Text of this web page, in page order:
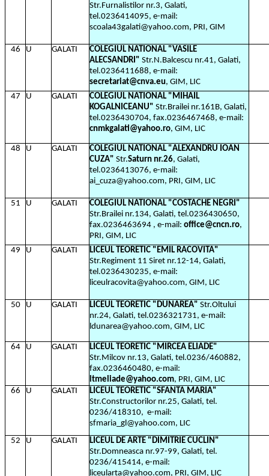
Str.Furnalistilor nr.3, Galati,
tel.0236414095, e-mail:
scoala43galati@yahoo.com, PRI, GIM
46 U GALATI
COLEGIUL NATIONAL "VASILE
ALECSANDRI" Str.N.Balcescu nr.41, Galati,
tel.0236411688, e-mail:
secretariat@cnva.eu, GIM, LIC
47
U GALATI
COLEGIUL NATIONAL "MIHAIL
KOGALNICEANU" Str.Brailei nr.161B, Galati,
tel.0236430704, fax.0236467468, e-mail:
cnmkgalati@yahoo.ro, GIM, LIC
48 U GALATI
COLEGIUL NATIONAL "ALEXANDRU IOAN
CUZA" Str.Saturn nr.26, Galati,
tel.0236413076, e-mail:
ai_cuza@yahoo.com, PRI, GIM, LIC
51 U GALATI
COLEGIUL NATIONAL "COSTACHE NEGRI"
Str.Brailei nr.134, Galati, tel.0236430650,
fax.0236463694 , e-mail: office@cncn.ro,
PRI, GIM, LIC
49
U GALATI
LICEUL TEORETIC "EMIL RACOVITA"
Str.Regiment 11 Siret nr.12-14, Galati,
tel.0236430235, e-mail:
liceulracovita@yahoo.com, GIM, LIC
50 U GALATI LICEUL TEORETIC "DUNAREA" Str.Oltului
nr.24, Galati, tel.0236321731, e-mail:
ldunarea@yahoo.com, GIM, LIC
64 U GALATI
LICEUL TEORETIC "MIRCEA ELIADE"
Str.Milcov nr.13, Galati, tel.0236/460882,
fax.0236460480, e-mail:
ltmeliade@yahoo.com, PRI, GIM, LIC
66
U GALATI
LICEUL TEORETIC "SFANTA MARIA"
Str.Constructorilor nr.25, Galati, tel.
0236/418310, e-mail:
sfmaria_gl@yahoo.com, LIC
52
U GALATI
LICEUL DE ARTE "DIMITRIE CUCLIN"
Str.Domneasca nr.97-99, Galati, tel.
0236/415414, e-mail:
liceularta@yahoo.com, PRI, GIM, LIC